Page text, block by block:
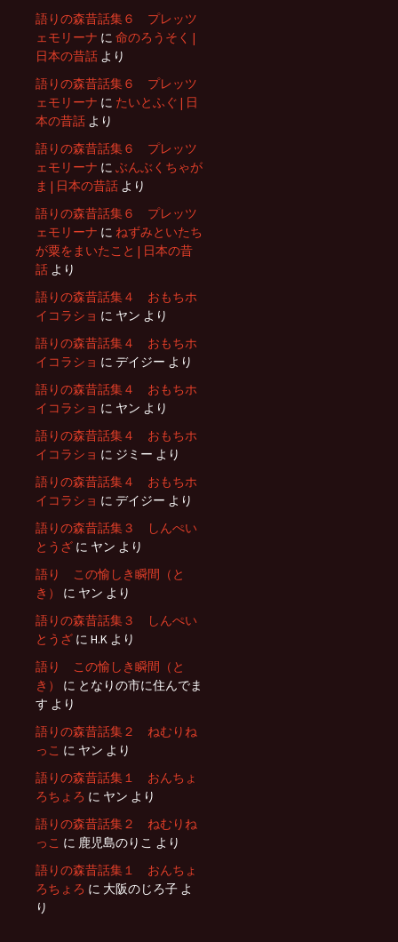
語りの森昔話集６ プレッツ
ェモリーナ に 命のろうそく |
日本の昔話 より
語りの森昔話集６ プレッツ
ェモリーナ に たいとふぐ | 日
本の昔話 より
語りの森昔話集６ プレッツ
ェモリーナ に ぶんぶくちゃが
ま | 日本の昔話 より
語りの森昔話集６ プレッツ
ェモリーナ に ねずみといたち
が粟をまいたこと | 日本の昔
話 より
語りの森昔話集４ おもちホ
イコラショ に ヤン より
語りの森昔話集４ おもちホ
イコラショ に デイジー より
語りの森昔話集４ おもちホ
イコラショ に ヤン より
語りの森昔話集４ おもちホ
イコラショ に ジミー より
語りの森昔話集４ おもちホ
イコラショ に デイジー より
語りの森昔話集３ しんぺい
とうざ に ヤン より
語り この愉しき瞬間（と
き）
に ヤン より
語りの森昔話集３ しんぺい
とうざ に H.K より
語り この愉しき瞬間（と
き）
に となりの市に住んでま
す より
語りの森昔話集２ ねむりね
っこ に ヤン より
語りの森昔話集１ おんちょ
ろちょろ に ヤン より
語りの森昔話集２ ねむりね
っこ に 鹿児島のりこ より
語りの森昔話集１ おんちょ
ろちょろ に 大阪のじろ子 よ
り